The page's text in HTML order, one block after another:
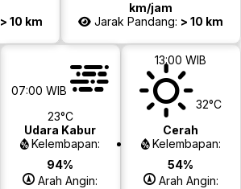
> 10 km
km/jam
Jarak Pandang: > 10 km
07:00 WIB
23°C
Udara Kabur
Kelembapan:
94%
Arah Angin:
13:00 WIB
32°C
Cerah
Kelembapan:
54%
Arah Angin: